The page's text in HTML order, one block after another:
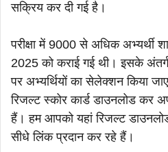
सक्रिय कर दी गई है।
परीक्षा में 9000 से अधिक अभ्यर्थी
2025 को कराई गई थी। इसके
पर अभ्यर्थियों का सेलेक्शन किया
रिजल्ट स्कोर कार्ड डाउनलोड कर
हैं। हम आपको यहां रिजल्ट
सीधे लिंक प्रदान कर रहे हैं।